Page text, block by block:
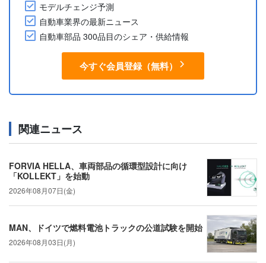
モデルチェンジ予測
自動車業界の最新ニュース
自動車部品 300品目のシェア・供給情報
今すぐ会員登録（無料）
関連ニュース
FORVIA HELLA、車両部品の循環型設計に向け
「KOLLEKT」を始動
2026年08月07日(金)
MAN、ドイツで燃料電池トラックの公道試験を開始
2026年08月03日(月)